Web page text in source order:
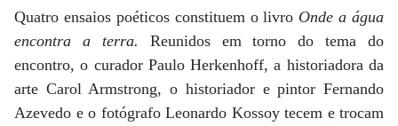
Quatro ensaios poéticos constituem o livro Onde a água
encontra a terra. Reunidos em torno do tema do
encontro, o curador Paulo Herkenhoff, a historiadora da
arte Carol Armstrong, o historiador e pintor Fernando
Azevedo e o fotógrafo Leonardo Kossoy tecem e trocam